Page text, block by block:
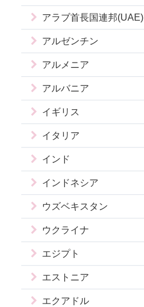
アラブ首長国連邦(UAE)
アルゼンチン
アルメニア
アルバニア
イギリス
イタリア
インド
インドネシア
ウズベキスタン
ウクライナ
エジプト
エストニア
エクアドル